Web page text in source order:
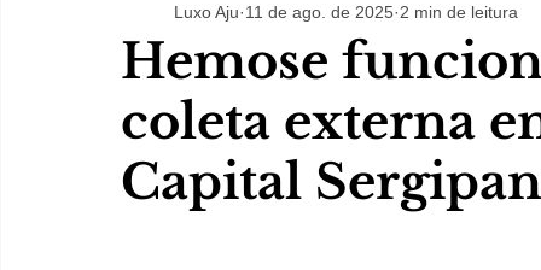
Hemose
coleta externa
Capital
Luxo Aju 11 de ago. de 2025 2 min de leitura